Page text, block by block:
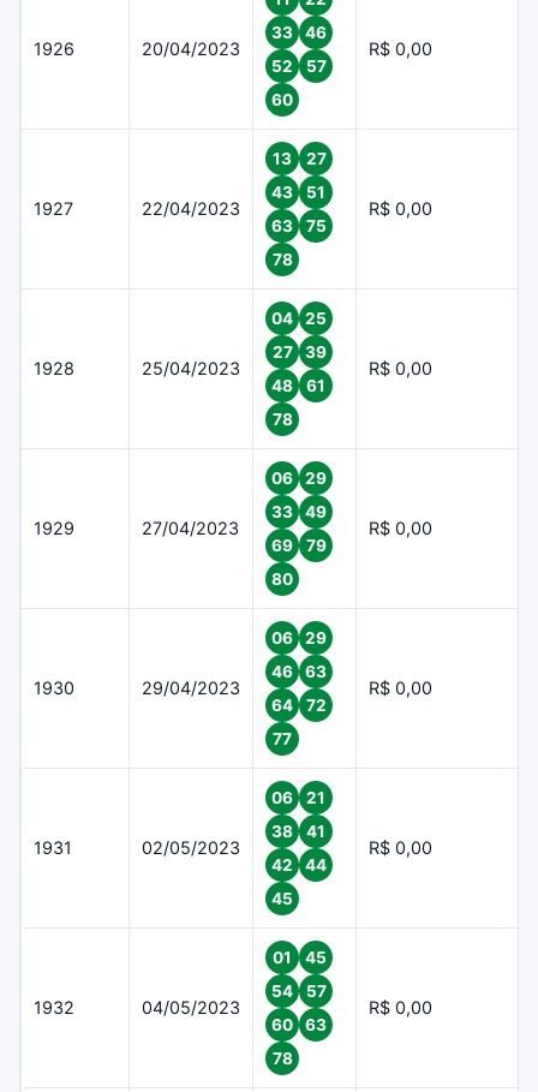
1926 20/04/2023
33
46
52
57
60
R$ 0,00
1927 22/04/2023
13
27
43
51
63
75
78
R$ 0,00
1928 25/04/2023
04
25
27
39
48
61
78
R$ 0,00
1929 27/04/2023
06
29
33
49
69
79
80
R$ 0,00
1930 29/04/2023
06
29
46
63
64
72
77
R$ 0,00
1931 02/05/2023
06
21
38
41
42
44
45
R$ 0,00
1932 04/05/2023
01
45
54
57
60
63
78
R$ 0,00